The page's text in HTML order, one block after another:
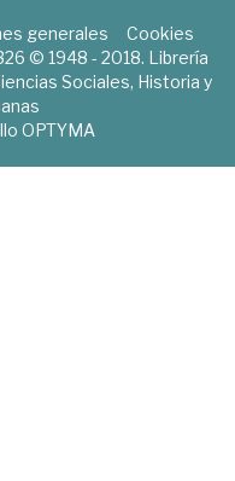
generales
Cookies
© 1948 - 2018. Librería
Sociales, Historia y
OPTYMA